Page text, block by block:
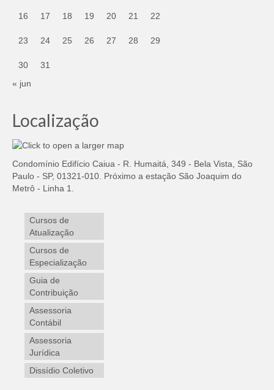
16 17 18 19 20 21 22
23 24 25 26 27 28 29
30
31
« jun
Localização
Condomínio Edifício Caiua - R. Humaitá, 349 - Bela Vista, São
Paulo - SP, 01321-010. Próximo a estação São Joaquim do
Metrô - Linha 1.
Cursos de
Atualização
Cursos de
Especialização
Guia de
Contribuição
Assessoria
Contábil
Assessoria
Jurídica
Dissídio Coletivo